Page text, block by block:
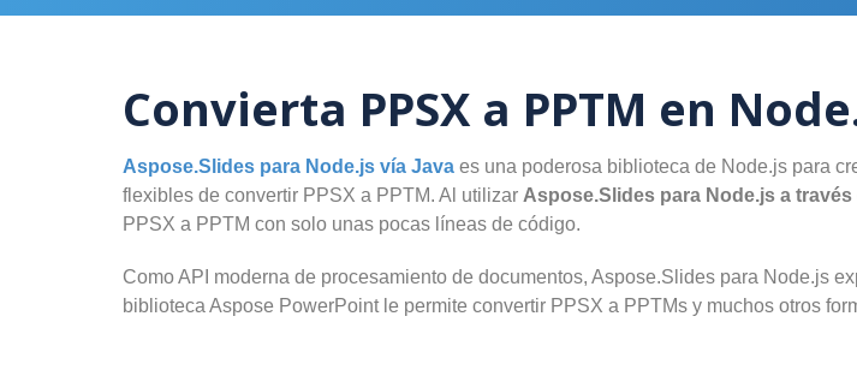
Convierta PPSX a PPTM en
Aspose.Slides para Node.js vía Java es una poderosa biblioteca de Node.js para
flexibles de convertir PPSX a PPTM. Al utilizar Aspose.Slides para Node.js a través
PPSX a PPTM con solo unas pocas líneas de código.
Como API moderna de procesamiento de documentos, Aspose.Slides para Node.js
biblioteca Aspose PowerPoint le permite convertir PPSX a PPTMs y muchos otros